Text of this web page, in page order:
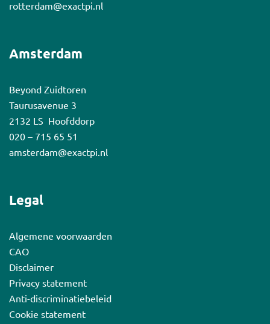
rotterdam@exactpi.nl
Amsterdam
Beyond Zuidtoren
Taurusavenue 3
2132 LS Hoofddorp
020 – 715 65 51
amsterdam@exactpi.nl
Legal
Algemene voorwaarden
CAO
Disclaimer
Privacy statement
Anti-discriminatiebeleid
Cookie statement